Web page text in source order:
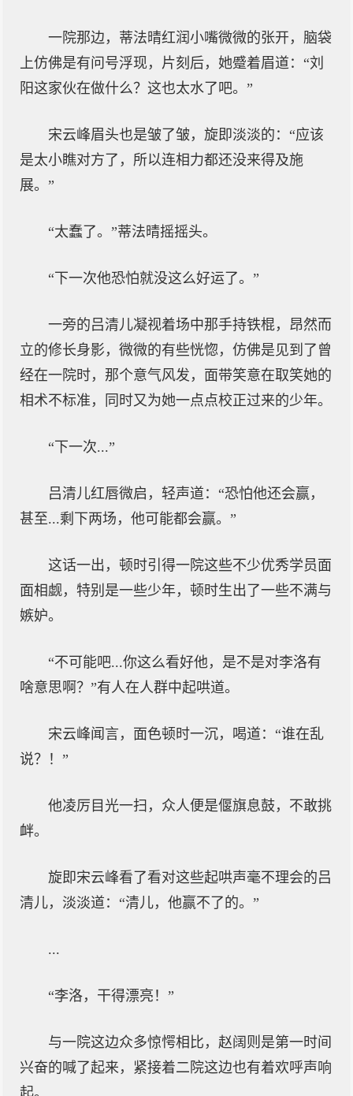
一院那边，蒂法晴红润小嘴微微的张开，脑袋
上仿佛是有问号浮现，片刻后，她蹙着眉道：“刘
阳这家伙在做什么？这也太水了吧。”
宋云峰眉头也是皱了皱，旋即淡淡的：“应该
是太小瞧对方了，所以连相力都还没来得及施
展。”
“太蠢了。”蒂法晴摇摇头。
“下一次他恐怕就没这么好运了。”
一旁的吕清儿凝视着场中那手持铁棍，昂然而
立的修长身影，微微的有些恍惚，仿佛是见到了曾
经在一院时，那个意气风发，面带笑意在取笑她的
相术不标准，同时又为她一点点校正过来的少年。
“下一次...”
吕清儿红唇微启，轻声道：“恐怕他还会赢，
甚至...剩下两场，他可能都会赢。”
这话一出，顿时引得一院这些不少优秀学员面
面相觑，特别是一些少年，顿时生出了一些不满与
嫉妒。
“不可能吧...你这么看好他，是不是对李洛有
啥意思啊？”有人在人群中起哄道。
宋云峰闻言，面色顿时一沉，喝道：“谁在乱
说？！”
他凌厉目光一扫，众人便是偃旗息鼓，不敢挑
衅。
旋即宋云峰看了看对这些起哄声毫不理会的吕
清儿，淡淡道：“清儿，他赢不了的。”
...
“李洛，干得漂亮！”
与一院这边众多惊愕相比，赵阔则是第一时间
兴奋的喊了起来，紧接着二院这边也有着欢呼声响
起。